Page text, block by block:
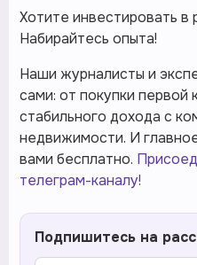
Хотите инвестировать
Набирайтесь опыта!
Наши журналисты и
сами: от покупки первой
стабильного дохода с
недвижимости. И
вами бесплатно.
телеграм-каналу!
Подпишитесь на